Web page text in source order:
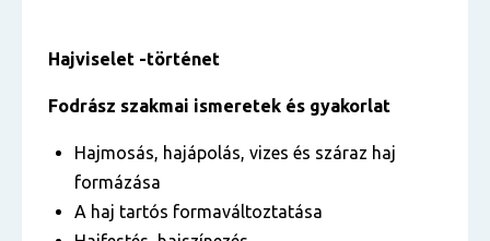
Hajviselet -történet
Fodrász szakmai ismeretek és gyakorlat
Hajmosás, hajápolás, vizes és száraz haj
formázása
A haj tartós formaváltoztatása